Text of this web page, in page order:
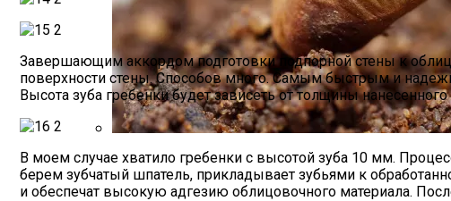
Стратификация Семян
Завершающим аккордом подготовки подпорной стены к
поверхности стены. Способов много. Самым быстрым и
Высота зуба гребенки будет зависеть от толщины
В моем случае хватило гребенки с высотой зуба 10 мм.
берем зубчатый шпатель, прикладывает зубьями к
и обеспечат высокую адгезию облицовочного материала.